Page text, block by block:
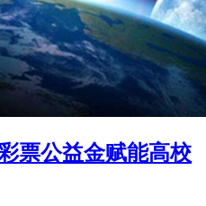
票公益金赋能高校